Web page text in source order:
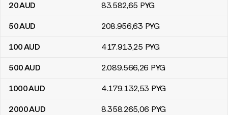
20AUD 83.582,65 PYG
50AUD 208.956,63 PYG
100AUD 417.913,25 PYG
500AUD 2.089.566,26 PYG
1000AUD 4.179.132,53 PYG
2000AUD 8.358.265,06 PYG